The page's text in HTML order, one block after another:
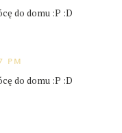
do domu :P :D
PM
do domu :P :D